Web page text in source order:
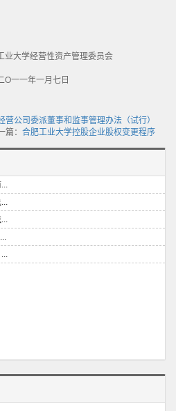
资产管理委员会
月七日
营公司委派董事和监事管理办法（试行）
篇： 合肥工业大学控股企业股权变更程序